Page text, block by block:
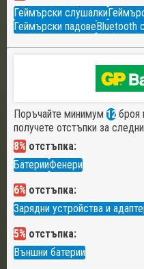
Геймърски слушалки
Геймърски падовеBluetooth
Поръчайте минимум 12 броя
получете отстъпки за
8% отстъпка:
БатерииФенери
6% отстъпка:
Зарядни устройства и
5% отстъпка:
Външни батерии